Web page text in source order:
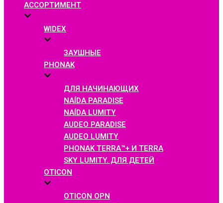
АССОРТИМЕНТ
WIDEX
ЗАУШНЫЕ
PHONAK
ДЛЯ НАЧИНАЮЩИХ
NAÍDA PARADISE
NAÍDA LUMITY
AUDEO PARADISE
AUDEO LUMITY
PHONAK TERRA™+ И TERRA
SKY LUMITY. ДЛЯ ДЕТЕЙ
OTICON
OTICON OPN